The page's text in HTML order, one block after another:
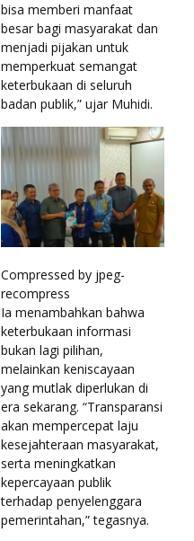
bisa memberi manfaat
besar bagi masyarakat dan
menjadi pijakan untuk
memperkuat semangat
keterbukaan di seluruh
badan publik,” ujar Muhidi.
Compressed by jpeg-
recompress
Ia menambahkan bahwa
keterbukaan informasi
bukan lagi pilihan,
melainkan keniscayaan
yang mutlak diperlukan di
era sekarang. “Transparansi
akan mempercepat laju
kesejahteraan masyarakat,
serta meningkatkan
kepercayaan publik
terhadap penyelenggara
pemerintahan,” tegasnya.